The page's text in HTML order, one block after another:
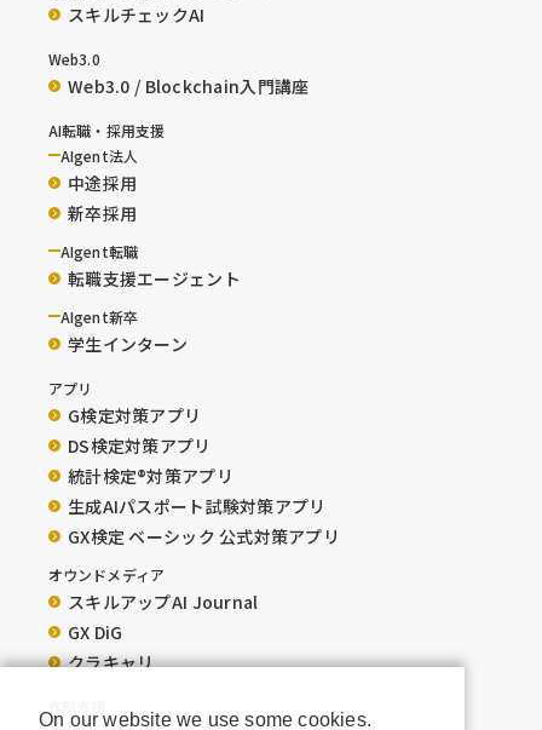
スキルチェックAI
Web3.0
Web3.0 / Blockchain入門講座
AI転職・採用支援
AIgent法人
中途採用
新卒採用
AIgent転職
転職支援エージェント
AIgent新卒
学生インターン
アプリ
G検定対策アプリ
DS検定対策アプリ
統計検定®︎対策アプリ
生成AIパスポート試験対策アプリ
GX検定 ベーシック 公式対策アプリ
オウンドメディア
スキルアップAI Journal
GX DiG
クラキャリ
On our website we use some cookies.